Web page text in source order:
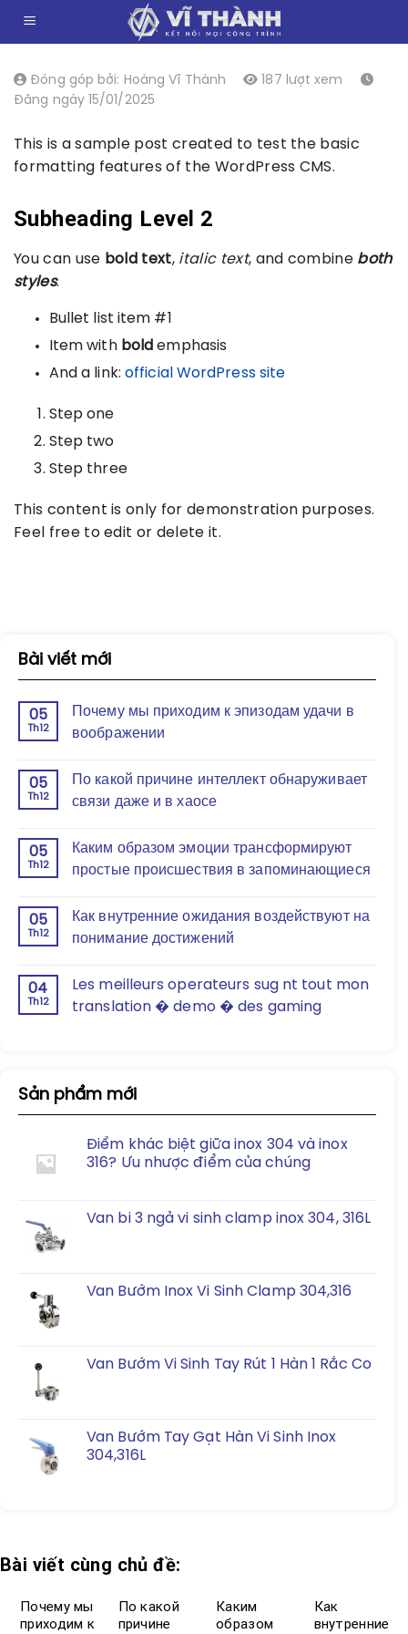
dungĐóng góp bởi: Hoàng Vĩ Thành
187 lượt xem
Đăng ngày 15/01/2025
This is a sample post created to test the basic
formatting features of the WordPress CMS.
Subheading Level 2
You can use bold text, italic text, and combine both
styles.
Bullet list item #1
Item with bold emphasis
And a link: official WordPress site
Step one
Step two
Step three
This content is only for demonstration purposes.
Feel free to edit or delete it.
Bài viết mới
05
Th12
Почему мы приходим к эпизодам удачи в
воображении
05
Th12
По какой причине интеллект обнаруживает
связи даже и в хаосе
05
Th12
Каким образом эмоции трансформируют
простые происшествия в запоминающиеся
05
Th12
Как внутренние ожидания воздействуют на
понимание достижений
04
Th12
Les meilleurs operateurs sug nt tout mon
translation � demo � des gaming
Sản phẩm mới
Điểm khác biệt giữa inox 304 và inox
316? Ưu nhược điểm của chúng
Van bi 3 ngả vi sinh clamp inox 304, 316L
Van Bướm Inox Vi Sinh Clamp 304,316
Van Bướm Vi Sinh Tay Rút 1 Hàn 1 Rắc Co
Van Bướm Tay Gạt Hàn Vi Sinh Inox
304,316L
Bài viết cùng chủ đề:
Почему мы
приходим к
По какой
причине
Каким
образом
Как
внутренние